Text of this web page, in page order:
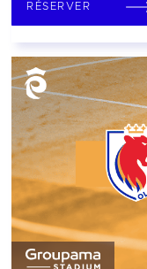
RÉSERVER